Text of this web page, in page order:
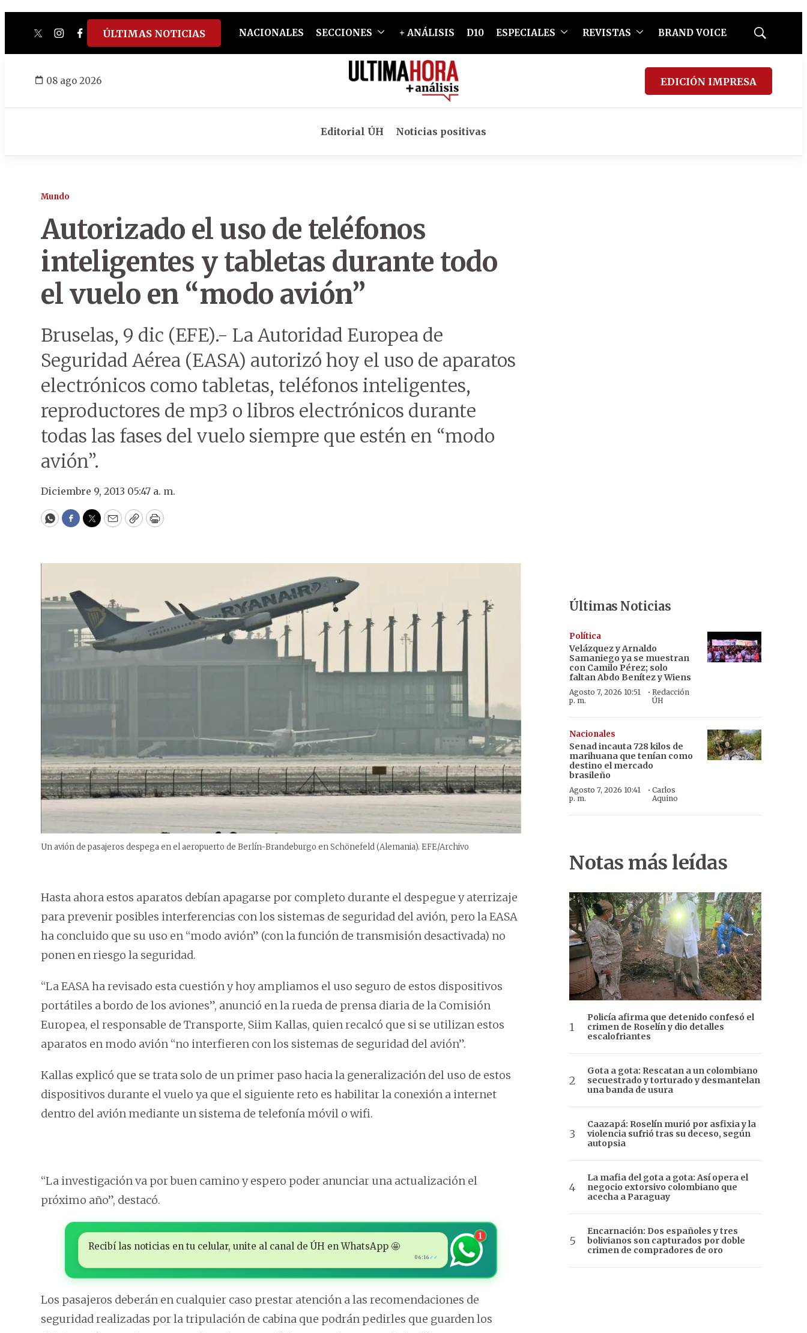
twitterinstagram
facebook
tiktokyoutube
spotify
ÚLTIMAS NOTICIAS NACIONALES SECCIONES + ANÁLISIS D10 ESPECIALES REVISTAS BRAND VOICE
Mostrar
08 ago 2026 EDICIÓN IMPRESA
Editorial ÚH Noticias positivas
Mundo
Autorizado el uso de teléfonos
inteligentes y tabletas durante todo
el vuelo en “modo avión”
Bruselas, 9 dic (EFE).- La Autoridad Europea de
Seguridad Aérea (EASA) autorizó hoy el uso de aparatos
electrónicos como tabletas, teléfonos inteligentes,
reproductores de mp3 o libros electrónicos durante
todas las fases del vuelo siempre que estén en “modo
avión”.
Diciembre 9, 2013 05:47 a. m.
WhatsApp
Facebook
Twitter
EmailCopyPrint
Un avión de pasajeros despega en el aeropuerto de Berlín-Brandeburgo en Schönefeld (Alemania). EFE/Archivo
Hasta ahora estos aparatos debían apagarse por completo durante el despegue y aterrizaje
para prevenir posibles interferencias con los sistemas de seguridad del avión, pero la EASA
ha concluido que su uso en “modo avión” (con la función de transmisión desactivada) no
ponen en riesgo la seguridad.
“La EASA ha revisado esta cuestión y hoy ampliamos el uso seguro de estos dispositivos
portátiles a bordo de los aviones”, anunció en la rueda de prensa diaria de la Comisión
Europea, el responsable de Transporte, Siim Kallas, quien recalcó que si se utilizan estos
aparatos en modo avión “no interfieren con los sistemas de seguridad del avión”.
Kallas explicó que se trata solo de un primer paso hacia la generalización del uso de estos
dispositivos durante el vuelo ya que el siguiente reto es habilitar la conexión a internet
dentro del avión mediante un sistema de telefonía móvil o wifi.
“La investigación va por buen camino y espero poder anunciar una actualización el
próximo año”, destacó.
Recibí las noticias en tu celular, unite al canal de ÚH en WhatsApp 🤩
06:16 ✓✓
1
Los pasajeros deberán en cualquier caso prestar atención a las recomendaciones de
seguridad realizadas por la tripulación de cabina que podrán pedirles que guarden los
Últimas Noticias
Política
Velázquez y Arnaldo
Samaniego ya se muestran
con Camilo Pérez; solo
faltan Abdo Benítez y Wiens
Agosto 7, 2026 10:51
p. m.
·Redacción
ÚH
Nacionales
Senad incauta 728 kilos de
marihuana que tenían como
destino el mercado
brasileño
Agosto 7, 2026 10:41
p. m.
· Carlos
Aquino
Notas más leídas
Policía afirma que detenido confesó el
crimen de Roselín y dio detalles
escalofriantes
Gota a gota: Rescatan a un colombiano
secuestrado y torturado y desmantelan
una banda de usura
Caazapá: Roselín murió por asfixia y la
violencia sufrió tras su deceso, según
autopsia
La mafia del gota a gota: Así opera el
negocio extorsivo colombiano que
acecha a Paraguay
Encarnación: Dos españoles y tres
bolivianos son capturados por doble
crimen de compradores de oro